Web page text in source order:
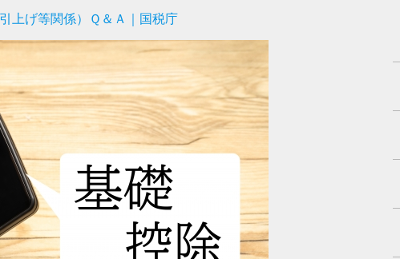
上げ等関係）Ｑ＆Ａ｜国税庁